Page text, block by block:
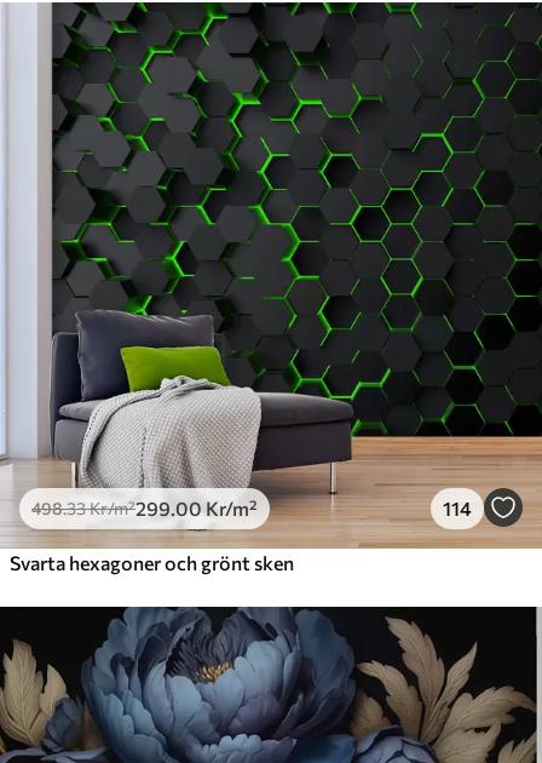
Standard
.33299 .00 /m²
Premium
.67379 .00Kr /m²
Premiumvinyl
725.00 435.00Kr
Peel and Stick
900.00540.00Kr/m²
498.33Kr/m²299 .00 Kr/m² 114
Svarta hexagoner och grönt sken